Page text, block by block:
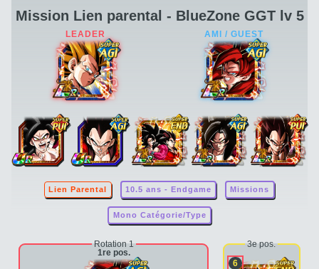
Mission Lien parental - BlueZone GGT lv 5
Lien Parental 10.5 ans - Endgame Missions
Mono Catégorie/Type
Rotation 1
1re pos.
3e pos.
6